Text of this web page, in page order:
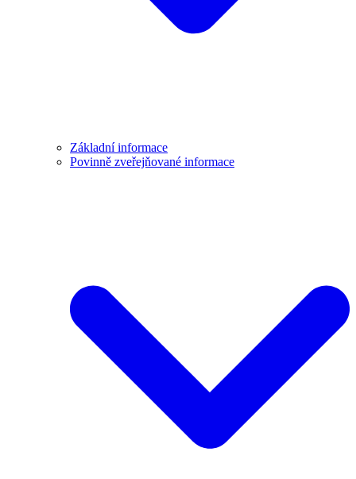
Základní informace
Povinně zveřejňované informace